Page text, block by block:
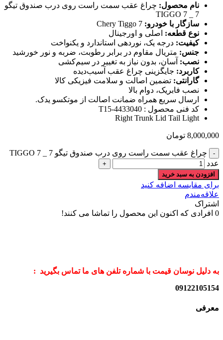
نام محصول: چراغ عقب سمت راست روی درب صندوق تیگو
7 _ TIGGO 7
سازگار با خودرو:
نوع قطعه: اصلی و اورجینال
کیفیت: درجه یک، نوردهی استاندارد و یکنواخت
جنس: متریال مقاوم در برابر رطوبت، ضربه و نور خورشید
نصب: آسان، بدون نیاز به تغییر در سیم‌کشی
کاربرد: جایگزینی چراغ عقب آسیب‌دیده
گارانتی: تضمین اصالت و سلامت فیزیکی کالا
نصب فابریک، دوام بالا
ارسال سریع همراه ضمانت اصالت از موتکسو یدک.
کد فنی محصول : T15-4433040
Right Trunk Lid Tail Light
8,000,000 تومان
چراغ عقب سمت راست روی درب صندوق تیگو 7 _ TIGGO 7
عدد
افزودن به سبد خرید
برای مقایسه اضافه کنید
علاقه‌مندم
اشتراک
0 افرادی که اکنون این محصول را تماشا می کنند!
به دلیل نوسان قیمت با شماره تلفن های ما تماس بگیرید :
09122105154
معرفی